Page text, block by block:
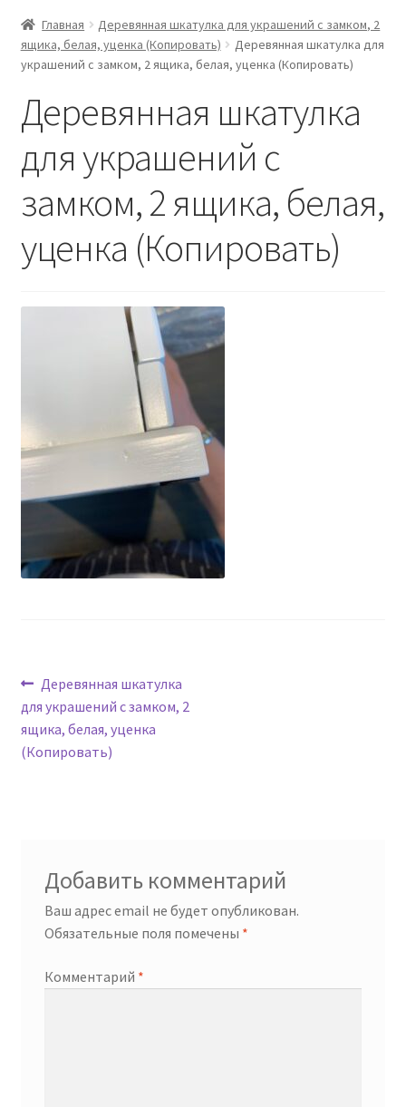
Главная
Деревянная шкатулка для украшений с замком, 2
ящика, белая, уценка (Копировать)
Деревянная шкатулка для
украшений с замком, 2 ящика, белая, уценка (Копировать)
Деревянная шкатулка
для украшений с
замком, 2 ящика, белая,
уценка (Копировать)
Навигация
по
записям
Предыдущая
запись:
Деревянная шкатулка
для украшений с замком, 2
ящика, белая, уценка
(Копировать)
Добавить комментарий
Ваш адрес email не будет опубликован.
Обязательные поля помечены *
Комментарий *